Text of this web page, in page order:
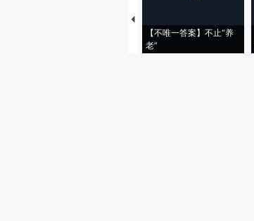
【不唯一答案】不止“养
老”